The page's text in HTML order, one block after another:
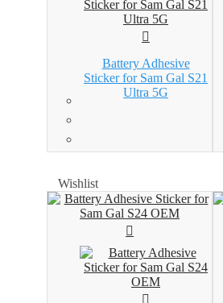
Battery Adhesive
Sticker for Sam Gal S21
Ultra 5G
Wishlist